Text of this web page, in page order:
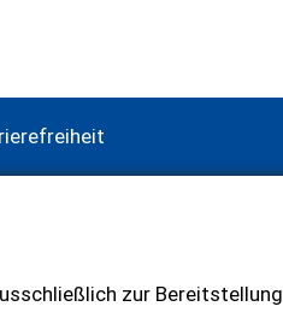
zur Bereitstellung